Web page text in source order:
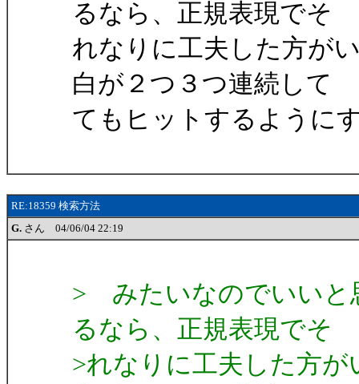
るなら、正規表現でそ
れなりに工夫した方が
白が２つ３つ連続して
てもヒットするように
RE:18359 検索方法
G. さん 04/06/04 22:19
> みたいなのでいいと
るなら、正規表現でそ
>れなりに工夫した方